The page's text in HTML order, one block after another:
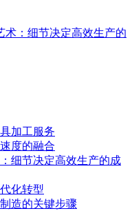
术：细节决定高效生产的
加工服务
度的融合
细节决定高效生产的成
化转型
造的关键步骤